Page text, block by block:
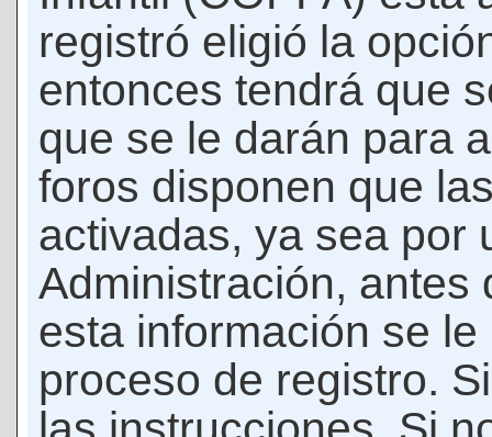
registró eligió la
entonces tendrá que
que se le darán para
foros disponen que
activadas, ya sea por
Administración, antes
esta información se
proceso de registro.